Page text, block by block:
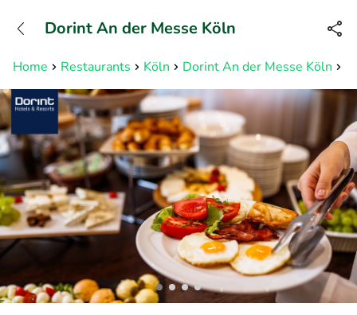
Bereikbaar tot 23:00 uur
Home Restaurants Köln Dorint An der Messe Köln
Dorint An der Messe Köln